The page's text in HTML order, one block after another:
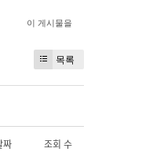
이 게시물을
목록
짜 조회 수